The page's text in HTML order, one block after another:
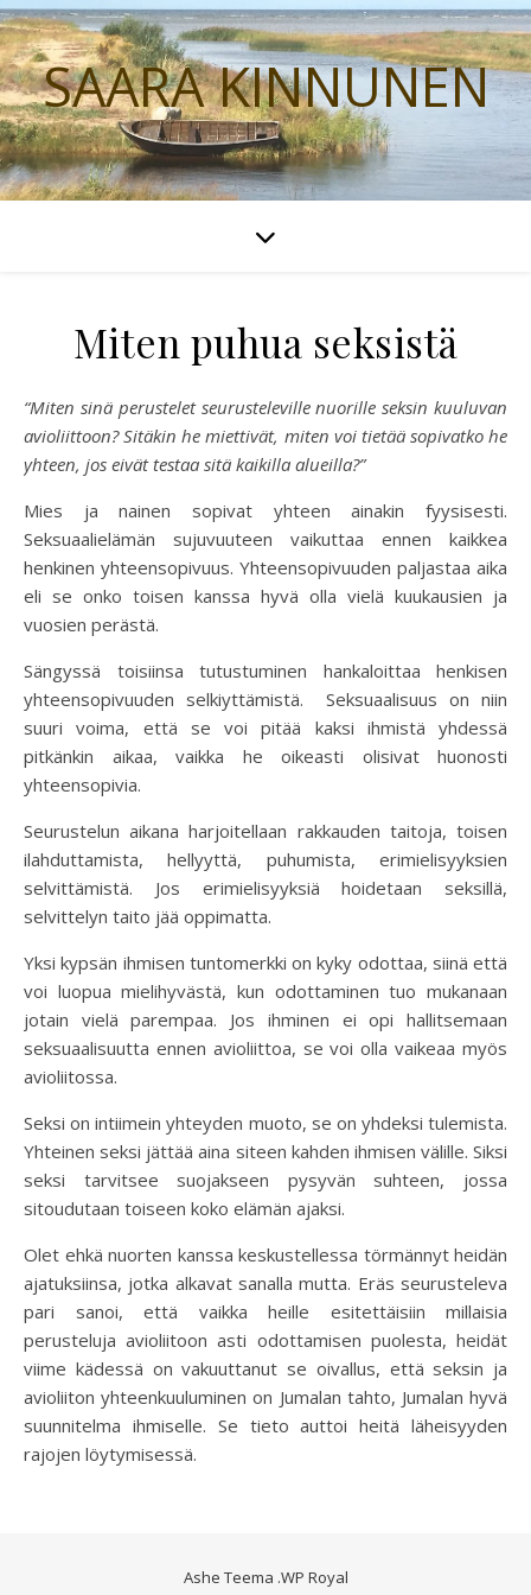
SAARA KINNUNEN
Miten puhua seksistä
“Miten sinä perustelet seurusteleville nuorille seksin kuuluvan
avioliittoon? Sitäkin he miettivät, miten voi tietää sopivatko he
yhteen, jos eivät testaa sitä kaikilla alueilla?”
Mies ja nainen sopivat yhteen ainakin fyysisesti.
Seksuaalielämän sujuvuuteen vaikuttaa ennen kaikkea
henkinen yhteensopivuus. Yhteensopivuuden paljastaa aika
eli se onko toisen kanssa hyvä olla vielä kuukausien ja
vuosien perästä.
Sängyssä toisiinsa tutustuminen hankaloittaa henkisen
yhteensopivuuden selkiyttämistä. Seksuaalisuus on niin
suuri voima, että se voi pitää kaksi ihmistä yhdessä
pitkänkin aikaa, vaikka he oikeasti olisivat huonosti
yhteensopivia.
Seurustelun aikana harjoitellaan rakkauden taitoja, toisen
ilahduttamista, hellyyttä, puhumista, erimielisyyksien
selvittämistä. Jos erimielisyyksiä hoidetaan seksillä,
selvittelyn taito jää oppimatta.
Yksi kypsän ihmisen tuntomerkki on kyky odottaa, siinä että
voi luopua mielihyvästä, kun odottaminen tuo mukanaan
jotain vielä parempaa. Jos ihminen ei opi hallitsemaan
seksuaalisuutta ennen avioliittoa, se voi olla vaikeaa myös
avioliitossa.
Seksi on intiimein yhteyden muoto, se on yhdeksi tulemista.
Yhteinen seksi jättää aina siteen kahden ihmisen välille. Siksi
seksi tarvitsee suojakseen pysyvän suhteen, jossa
sitoudutaan toiseen koko elämän ajaksi.
Olet ehkä nuorten kanssa keskustellessa törmännyt heidän
ajatuksiinsa, jotka alkavat sanalla mutta. Eräs seurusteleva
pari sanoi, että vaikka heille esitettäisiin millaisia
perusteluja avioliitoon asti odottamisen puolesta, heidät
viime kädessä on vakuuttanut se oivallus, että seksin ja
avioliiton yhteenkuuluminen on Jumalan tahto, Jumalan hyvä
suunnitelma ihmiselle. Se tieto auttoi heitä läheisyyden
rajojen löytymisessä.
Ashe Teema .WP Royal